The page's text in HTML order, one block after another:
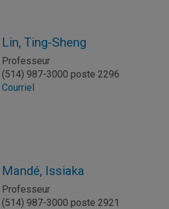
Lin, Ting-Sheng
Professeur
(514) 987-3000 poste 2296
Courriel
Mandé, Issiaka
Professeur
(514) 987-3000 poste 2921